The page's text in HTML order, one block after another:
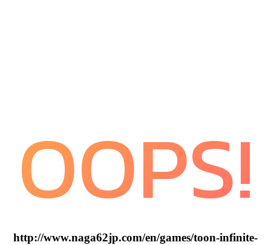
OOPS!
http://www.naga62jp.com/en/games/toon-infinite-